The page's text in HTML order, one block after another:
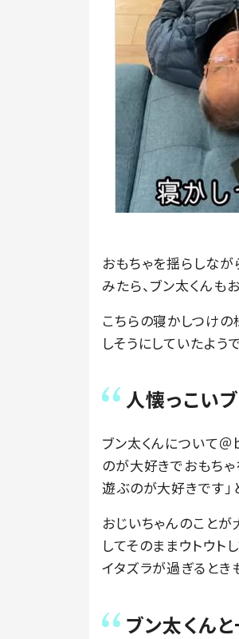
おもちゃを揺らしなが
みたら、ブン太くんも
こちらの寝かしつけの
しそうにしていたようで
人懐っこい
ブン太くんについて
のが大好きでおもちゃ
遊ぶのが大好きです」
おじいちゃんのこと
してそのままウトウト
イタズラが過ぎるとき
ブン太くん